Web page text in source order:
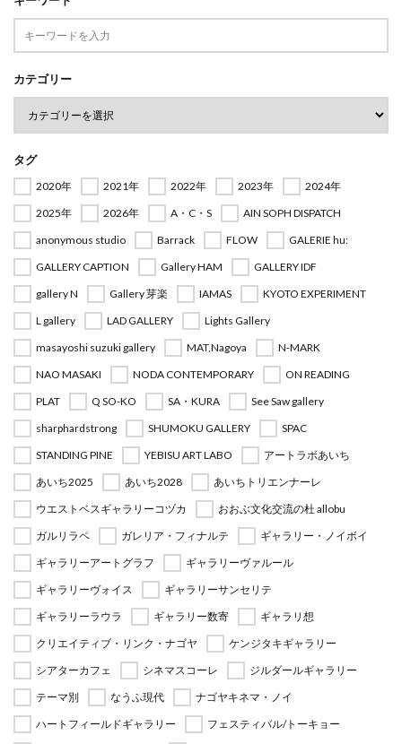
カテゴリー
タグ
2020年 2021年 2022年 2023年
2024年
2025年
2026年 A・C・S
AIN SOPH DISPATCH
anonymous studio
Barrack FLOW
GALERIE hu:
GALLERY CAPTION
Gallery HAM
GALLERY IDF
gallery N
Gallery 芽楽 IAMAS
KYOTO EXPERIMENT
L gallery
LAD GALLERY
Lights Gallery
masayoshi suzuki gallery
MAT,Nagoya
N-MARK
NAO MASAKI
NODA CONTEMPORARY
ON READING
PLAT
Q SO-KO SA・KURA
See Saw gallery
sharphardstrong
SHUMOKU GALLERY
SPAC
STANDING PINE
YEBISU ART LABO
アートラボあいち
あいち2025
あいち2028
あいちトリエンナーレ
ウエストベスギャラリーコヅカ
おおぶ文化交流の杜 allobu
ガルリラペ
ガレリア・フィナルテ
ギャラリー・ノイボイ
ギャラリーアートグラフ
ギャラリーヴァルール
ギャラリーヴォイス
ギャラリーサンセリテ
ギャラリーラウラ
ギャラリー数寄
ギャラリ想
クリエイティブ・リンク・ナゴヤ
ケンジタキギャラリー
シアターカフェ
シネマスコーレ
ジルダールギャラリー
テーマ別
なうふ現代
ナゴヤキネマ・ノイ
ハートフィールドギャラリー
フェスティバル/トーキョー